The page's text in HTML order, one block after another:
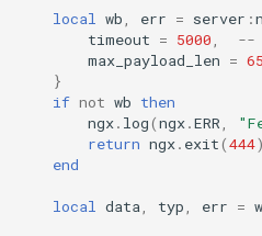
concat
cookie-flag
cookie-limit
coolkit
client:send_binary
client:send_ping
client:send_pong
client:send_close
local wb err = server :
timeout = 5000
--
max_payload_len =
}
if not wb then
ngx. log(ngx.ERR
return ngx. exit(444)
end
local data typ err =